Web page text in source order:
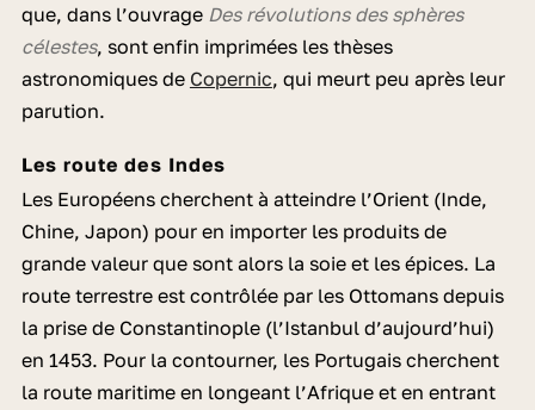
que, dans l’ouvrage Des révolutions des sphères
célestes, sont enfin imprimées les thèses
astronomiques de Copernic, qui meurt peu après leur
parution.
Les route des Indes
Les Européens cherchent à atteindre l’Orient (Inde,
Chine, Japon) pour en importer les produits de
grande valeur que sont alors la soie et les épices. La
route terrestre est contrôlée par les Ottomans depuis
la prise de Constantinople (l’Istanbul d’aujourd’hui)
en 1453. Pour la contourner, les Portugais cherchent
la route maritime en longeant l’Afrique et en entrant